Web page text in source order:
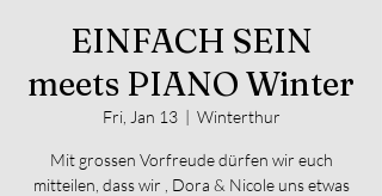
EINFACH SEIN
meets PIANO Winter
Fri, Jan 13
  |
Winterthur
Mit grossen Vorfreude dürfen wir euch
mitteilen, dass wir , Dora & Nicole uns etwas